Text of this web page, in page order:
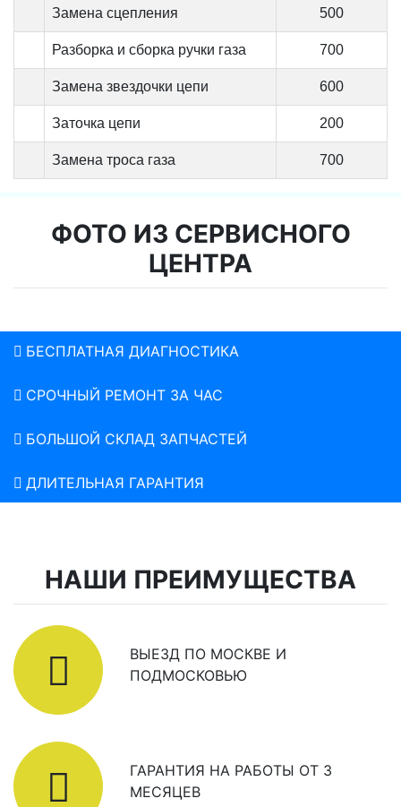
Замена сцепления 500
Разборка и сборка ручки газа 700
Замена звездочки цепи 600
Заточка цепи 200
Замена троса газа 700
ФОТО ИЗ СЕРВИСНОГО
ЦЕНТРА
БЕСПЛАТНАЯ ДИАГНОСТИКА
СРОЧНЫЙ РЕМОНТ ЗА ЧАС
БОЛЬШОЙ СКЛАД ЗАПЧАСТЕЙ
ДЛИТЕЛЬНАЯ ГАРАНТИЯ
НАШИ ПРЕИМУЩЕСТВА
ВЫЕЗД ПО МОСКВЕ И
ПОДМОСКОВЬЮ
ГАРАНТИЯ НА РАБОТЫ ОТ 3
МЕСЯЦЕВ